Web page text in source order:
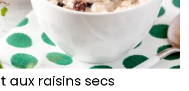
aux raisins secs